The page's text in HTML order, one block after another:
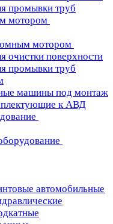
промывки труб
мотором
мотором
очистки поверхности
промывки труб
машины под монтаж
к АВД
автомобильные